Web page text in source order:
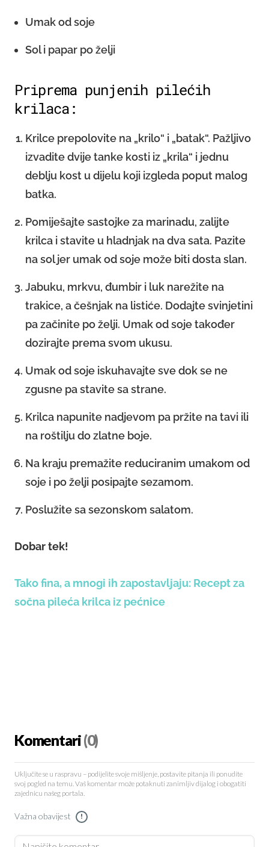
Umak od soje
Sol i papar po želji
Priprema punjenih pilećih
krilaca:
Krilce prepolovite na „krilo“ i „batak“. Pažljivo
izvadite dvije tanke kosti iz „krila“ i jednu
deblju kost u dijelu koji izgleda poput malog
batka.
Pomiješajte sastojke za marinadu, zalijte
krilca i stavite u hladnjak na dva sata. Pazite
na sol jer umak od soje može biti dosta slan.
Jabuku, mrkvu, đumbir i luk narežite na
trakice, a češnjak na listiće. Dodajte svinjetini
pa začinite po želji. Umak od soje također
dozirajte prema svom ukusu.
Umak od soje iskuhavajte sve dok se ne
zgusne pa stavite sa strane.
Krilca napunite nadjevom pa pržite na tavi ili
na roštilju do zlatne boje.
Na kraju premažite reduciranim umakom od
soje i po želji posipajte sezamom.
Poslužite sa sezonskom salatom.
Dobar tek!
Tako fina, a mnogi ih zapostavljaju: Recept za
sočna pileća krilca iz pećnice
Komentari(0)
Uključite se u raspravu – podijelite svoje mišljenje, postavite pitanja ili ponudite
svoj pogled na temu. Vaš komentar može potaknuti zanimljiv dijalog i obogatiti
zajednicu našeg portala.
Važna obavijest !